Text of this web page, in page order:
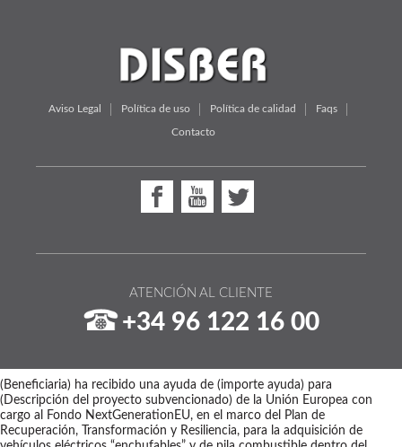
Aviso Legal Política de uso Política de calidad Faqs
Contacto
ATENCIÓN AL CLIENTE
+34 96 122 16 00
(Beneficiaria) ha recibido una ayuda de (importe ayuda) para
(Descripción del proyecto subvencionado) de la Unión Europea con
cargo al Fondo NextGenerationEU, en el marco del Plan de
Recuperación, Transformación y Resiliencia, para la adquisición de